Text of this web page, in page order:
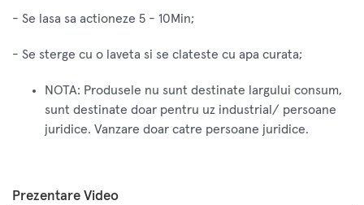
- Se lasa sa actioneze 5 - 10Min;
- Se sterge cu o laveta si se clateste cu apa curata;
NOTA: Produsele nu sunt destinate largului consum,
sunt destinate doar pentru uz industrial/ persoane
juridice. Vanzare doar catre persoane juridice.
Prezentare Video